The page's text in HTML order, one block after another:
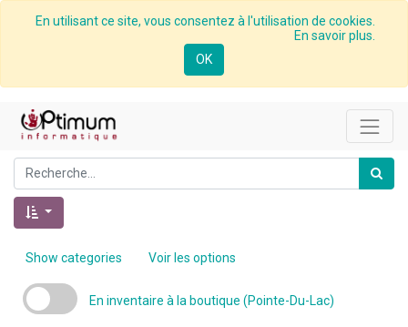
En utilisant ce site, vous consentez à l'utilisation de cookies.
En savoir plus.
OK
Show categories Voir les options
En inventaire à la boutique (Pointe-Du-Lac)